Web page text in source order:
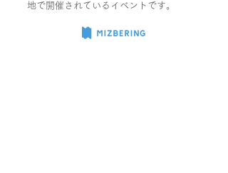
地で開催されているイベントです。